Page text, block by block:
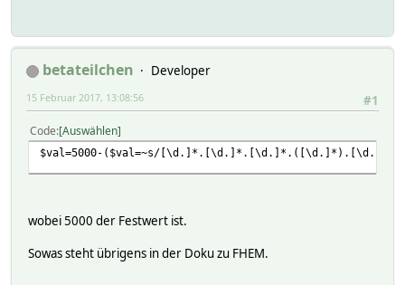
betateilchen
Developer
#1
15 Februar 2017, 13:08:56
Code Auswählen
$val=5000-($val=~s/
wobei 5000 der Festwert ist.
Sowas steht übrigens in der Doku zu FHEM.